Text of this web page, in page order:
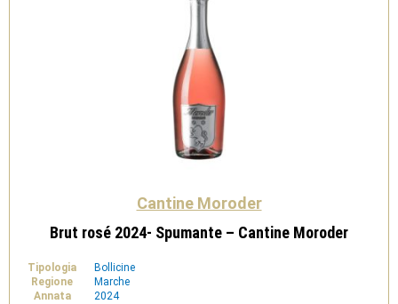
Cantine Moroder
Brut rosé 2024- Spumante – Cantine Moroder
Tipologia
Bollicine
Regione
Marche
Annata
2024